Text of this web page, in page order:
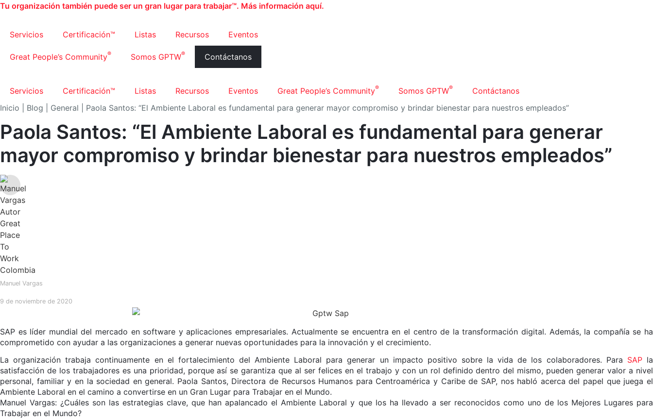
Ir
contenido
Tu organización también puede ser un gran lugar para trabajar™. Más información aquí.
Servicios Certificación™ Listas Recursos Eventos
Great People’s Community® Somos GPTW® Contáctanos
Servicios Certificación™ Listas Recursos Eventos Great People’s Community® Somos GPTW®
Contáctanos
Inicio
Blog General Paola Santos: “El Ambiente Laboral es fundamental para generar mayor compromiso y brindar bienestar para nuestros empleados”
Paola Santos: “El Ambiente Laboral es fundamental para generar
mayor compromiso y brindar bienestar para nuestros empleados”
Manuel Vargas
9 de noviembre de 2020
SAP es líder mundial del mercado en software y aplicaciones empresariales. Actualmente se encuentra en el centro de la transformación digital. Además, la compañía se ha
comprometido con ayudar a las organizaciones a generar nuevas oportunidades para la innovación y el crecimiento.
La organización trabaja continuamente en el fortalecimiento del Ambiente Laboral para generar un impacto positivo sobre la vida de los colaboradores. Para SAPla
satisfacción de los trabajadores es una prioridad, porque así se garantiza que al ser felices en el trabajo y con un rol definido dentro del mismo, pueden generar valor a nivel
personal, familiar y en la sociedad en general. Paola Santos, Directora de Recursos Humanos para Centroamérica y Caribe de SAP, nos habló acerca del papel que juega el
Ambiente Laboral en el camino a convertirse en un Gran Lugar para Trabajar en el Mundo.
Manuel Vargas: ¿Cuáles son las estrategias clave, que han apalancado el Ambiente Laboral y que los ha llevado a ser reconocidos como uno de los Mejores Lugares para
Trabajar en el Mundo?